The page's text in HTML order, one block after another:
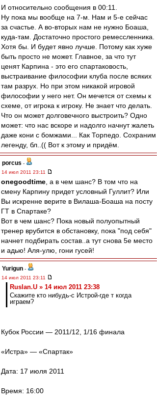
И относительно сообщения в 00:11.
Ну пока мы вообще на 7-м. Нам и 5-е сейчас
за счастье. А во-вторых нам не нужно Боаша,
куда-там. Достаточно простого ремессленника.
Хотя бы. И будет явно лучше. Потому как хуже
быть просто не может. Главное, за что тут
ценят Карпина - это его спартаковость,
выстраивание философии клуба после всяких
там разрух. Но при этом никакой игровой
философии у него нет. Он мечется от схемы к
схеме, от игрока к игроку. Не знает что делать.
Что он может долговечного выстроить? Одно
может: что нас вскоре и надолго начнут жалеть
даже кони с бомжами... Как Торпедо. Сохраним
легенду, бл..(( Вот к этому и придём.
porcus -
14 июл 2011 23:11
onegoodtime , а в чем шанс? В том что на
смену Карпину придет условный Гуллит? Или
Вы искренне верите в Вилаша-Боаша на посту
ГТ в Спартаке?
Вот в чем шанс? Пока новый полуопытный
тренер врубится в обстановку, пока "под себя"
начнет подбирать состав..а тут снова 5е место
и адью! Аля-улю, гони гусей!
Yurigun -
14 июл 2011 23:11
Ruslan.U » 14 июл 2011 23:38
Скажите кто нибудь-с Истрой-где т когда
играем?
Кубок России — 2011/12, 1/16 финала
«Истра» — «Спартак»
Дата: 17 июля 2011
Время: 16:00